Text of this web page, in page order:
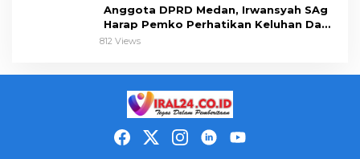
Anggota DPRD Medan, Irwansyah SAg
Harap Pemko Perhatikan Keluhan Dapil
III
812 Views